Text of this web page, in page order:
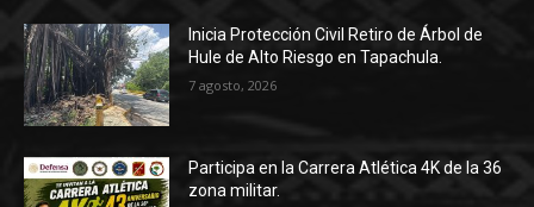
Inicia Protección Civil Retiro de Árbol de
Hule de Alto Riesgo en Tapachula.
7 agosto, 2026
Participa en la Carrera Atlética 4K de la 36
zona militar.